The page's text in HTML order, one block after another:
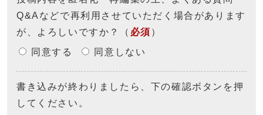
Q&Aなどで再利用させていただく場合があります
が、よろしいですか？
（ 必須 ）
同意する
同意しない
書き込みが終わりましたら、下の確認ボタンを押
してください。